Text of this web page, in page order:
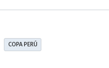
COPA PERÚ